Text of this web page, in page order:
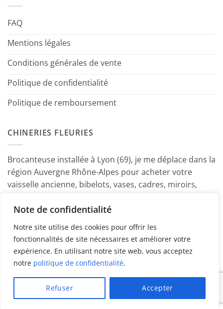
Note de confidentialité
Notre site utilise des cookies pour offrir les
fonctionnalités de site nécessaires et améliorer votre
expérience. En utilisant notre site web, vous acceptez
notre politique de confidentialité.
Refuser Accepter
FAQ
Mentions légales
Conditions générales de vente
Politique de confidentialité
Politique de remboursement
CHINERIES FLEURIES
Brocanteuse installée à Lyon (69), je me déplace dans la
région Auvergne Rhône-Alpes pour acheter votre
vaisselle ancienne, bibelots, vases, cadres, miroirs,
Marine
PayPal
AmericanMasterCard
Visa
Copyright 2026 ©